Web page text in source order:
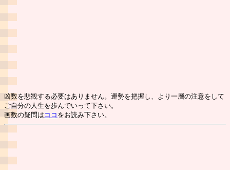
凶数を悲観する必要はありません。運勢を把握し、より一層の注意をして
ご自分の人生を歩んでいって下さい。
画数の疑問は ココ をお読み下さい。